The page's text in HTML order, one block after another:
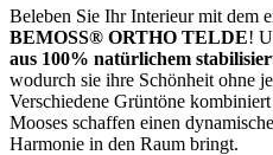
Beleben Sie Ihr Interieur mit dem
BEMOSS® ORTHO TELDE!
aus 100% natürlichem
wodurch sie ihre Schönheit ohne
Verschiedene Grüntöne
Mooses schaffen einen
Harmonie in den Raum bringt.